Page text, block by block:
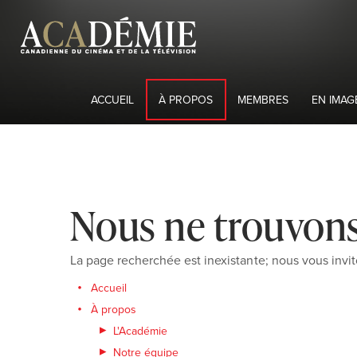
ACCUEIL À PROPOS MEMBRES EN
Nous ne
La page recherchée est inexistante; nous vous
Accueil
À propos
L'Académie
Notre équipe